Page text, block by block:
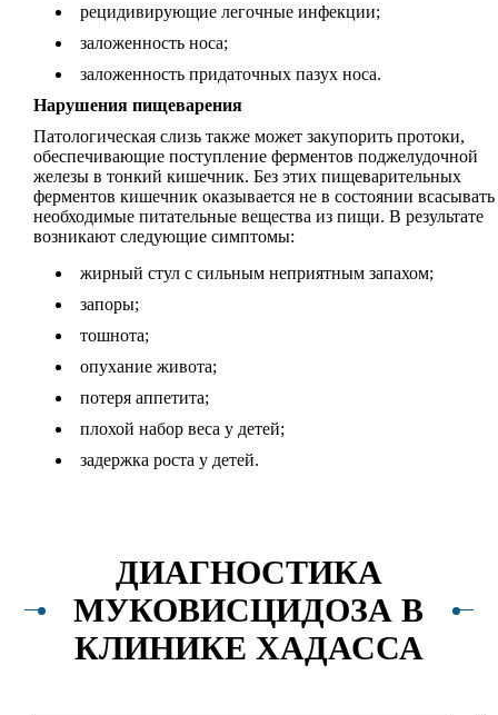
рецидивирующие легочные инфекции;
заложенность носа;
заложенность придаточных пазух носа.
Нарушения пищеварения
Патологическая слизь также может закупорить протоки,
обеспечивающие поступление ферментов поджелудочной
железы в тонкий кишечник. Без этих пищеварительных
ферментов кишечник оказывается не в состоянии всасывать
необходимые питательные вещества из пищи. В результате
возникают следующие симптомы:
жирный стул с сильным неприятным запахом;
запоры;
тошнота;
опухание живота;
потеря аппетита;
плохой набор веса у детей;
задержка роста у детей.
ДИАГНОСТИКА
МУКОВИСЦИДОЗА В
КЛИНИКЕ ХАДАССА